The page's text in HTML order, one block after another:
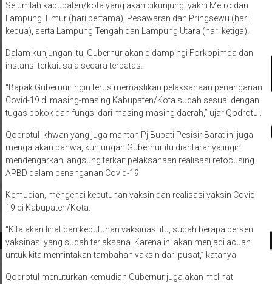
Sejumlah kabupaten/kota yang akan dikunjungi yakni Metro dan
Lampung Timur (hari pertama), Pesawaran dan Pringsewu (hari
kedua), serta Lampung Tengah dan Lampung Utara (hari ketiga).
Dalam kunjungan itu, Gubernur akan didampingi Forkopimda dan
instansi terkait saja secara terbatas.
“Bapak Gubernur ingin terus memastikan pelaksanaan penanganan
Covid-19 di masing-masing Kabupaten/Kota sudah sesuai dengan
tugas pokok dan fungsi dari masing-masing daerah,” ujar Qodrotul.
Qodrotul Ikhwan yang juga mantan Pj.Bupati Pesisir Barat ini juga
mengatakan bahwa, kunjungan Gubernur itu diantaranya ingin
mendengarkan langsung terkait pelaksanaan realisasi refocusing
APBD dalam penanganan Covid-19.
Kemudian, mengenai kebutuhan vaksin dan realisasi vaksin Covid-
19 di Kabupaten/Kota.
“Kita akan lihat dari kebutuhan vaksinasi itu, sudah berapa persen
vaksinasi yang sudah terlaksana. Karena ini akan menjadi acuan
untuk kita memintakan tambahan vaksin dari pusat,” katanya.
Qodrotul menuturkan kemudian Gubernur juga akan melihat